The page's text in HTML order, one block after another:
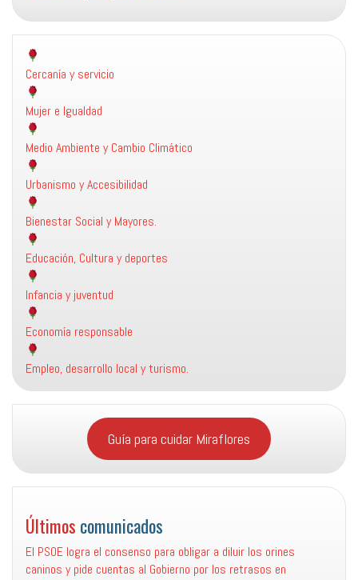
Cercanía y servicio
Mujer e Igualdad
Medio Ambiente y Cambio Climático
Urbanismo y Accesibilidad
Bienestar Social y Mayores.
Educación, Cultura y deportes
Infancia y juventud
Economía responsable
Empleo, desarrollo local y turismo.
Guía para cuidar Miraflores
Últimos comunicados
El PSOE logra el consenso para obligar a diluir los orines
caninos y pide cuentas al Gobierno por los retrasos en